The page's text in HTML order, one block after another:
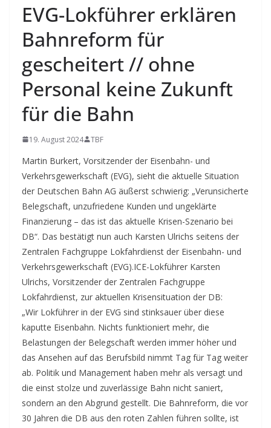
EVG-Lokführer erklären
Bahnreform für
gescheitert // ohne
Personal keine Zukunft
für die Bahn
19. August 2024 TBF
Martin Burkert, Vorsitzender der Eisenbahn- und
Verkehrsgewerkschaft (EVG), sieht die aktuelle Situation
der Deutschen Bahn AG äußerst schwierig: „Verunsicherte
Belegschaft, unzufriedene Kunden und ungeklärte
Finanzierung – das ist das aktuelle Krisen-Szenario bei
DB“. Das bestätigt nun auch Karsten Ulrichs seitens der
Zentralen Fachgruppe Lokfahrdienst der Eisenbahn- und
Verkehrsgewerkschaft (EVG).ICE-Lokführer Karsten
Ulrichs, Vorsitzender der Zentralen Fachgruppe
Lokfahrdienst, zur aktuellen Krisensituation der DB:
„Wir Lokführer in der EVG sind stinksauer über diese
kaputte Eisenbahn. Nichts funktioniert mehr, die
Belastungen der Belegschaft werden immer höher und
das Ansehen auf das Berufsbild nimmt Tag für Tag weiter
ab. Politik und Management haben mehr als versagt und
die einst stolze und zuverlässige Bahn nicht saniert,
sondern an den Abgrund gestellt. Die Bahnreform, die vor
30 Jahren die DB aus den roten Zahlen führen sollte, ist